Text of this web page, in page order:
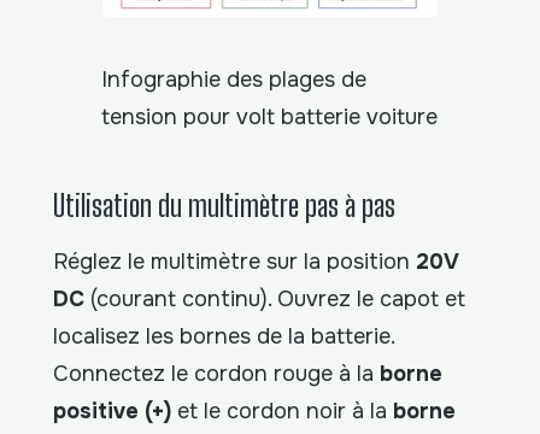
Infographie des plages de
tension pour volt batterie voiture
Utilisation du multimètre pas à pas
Réglez le multimètre sur la position 20V
DC (courant continu). Ouvrez le capot et
localisez les bornes de la batterie.
Connectez le cordon rouge à la borne
positive (+) et le cordon noir à la borne